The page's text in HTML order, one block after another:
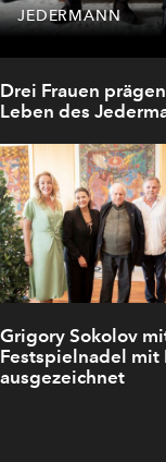
JEDERMANN
Drei Frauen
Leben des
Grigory Sokolov
Festspielnadel mit
ausgezeichnet